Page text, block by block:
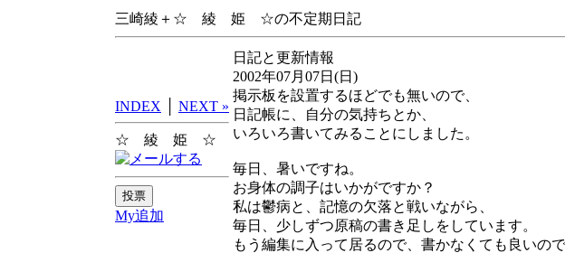
三崎綾＋☆ 綾 姫 ☆の不定期日記
INDEX NEXT »
☆ 綾 姫 ☆
My追加
日記と更新情報
2002年07月07日(日)
掲示板を設置するほどでも無いので、
日記帳に、自分の気持ちとか、
いろいろ書いてみることにしました。
毎日、暑いですね。
お身体の調子はいかがですか？
私は鬱病と、記憶の欠落と戦いながら、
毎日、少しずつ原稿の書き足しをしています。
もう編集に入って居るので、書かなくても良いので